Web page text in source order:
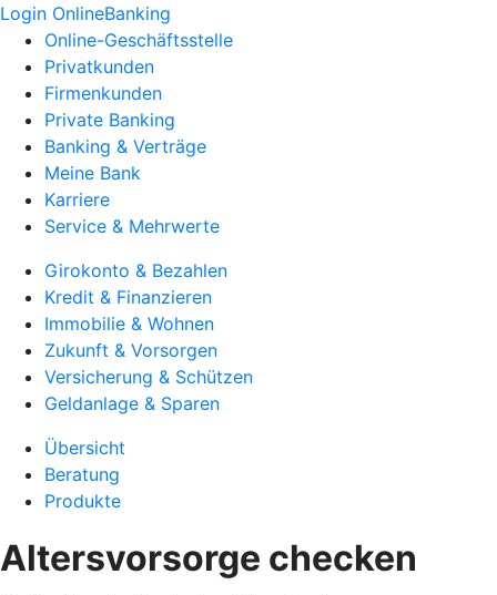
Login OnlineBanking
Online-Geschäftsstelle
Privatkunden
Firmenkunden
Private Banking
Banking & Verträge
Meine Bank
Karriere
Service & Mehrwerte
Girokonto & Bezahlen
Kredit & Finanzieren
Immobilie & Wohnen
Zukunft & Vorsorgen
Versicherung & Schützen
Geldanlage & Sparen
Übersicht
Beratung
Produkte
Altersvorsorge checken